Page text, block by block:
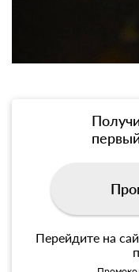
Перейдите на